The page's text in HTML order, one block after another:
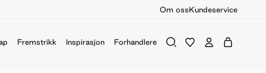
Om ossKundeservice
Fremstrikk Inspirasjon Forhandlere